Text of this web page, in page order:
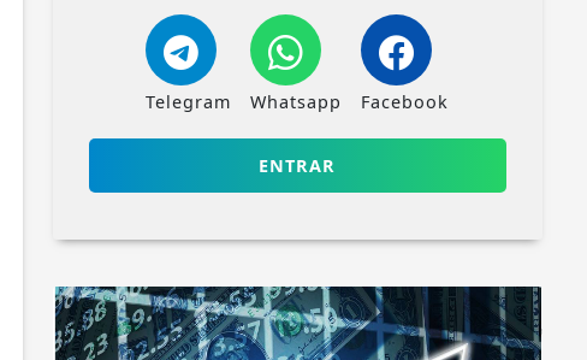
Telegram Whatsapp Facebook
ENTRAR